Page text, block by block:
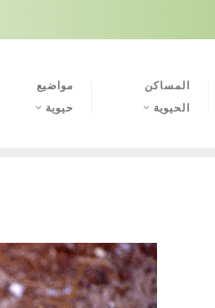
المساكن
الحيوية
مواضيع
حيوية